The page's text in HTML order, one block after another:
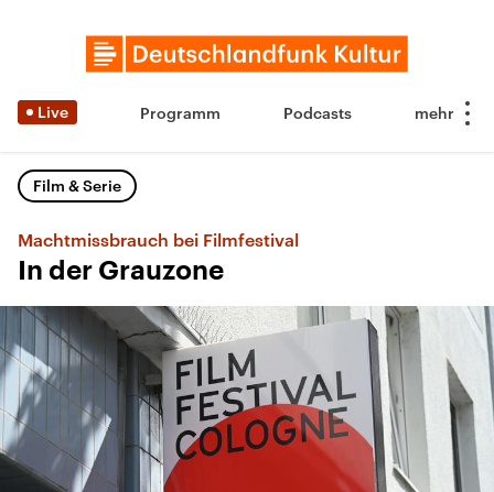
Live Programm Podcasts
Film & Serie
Machtmissbrauch bei Filmfestival
In der Grauzone